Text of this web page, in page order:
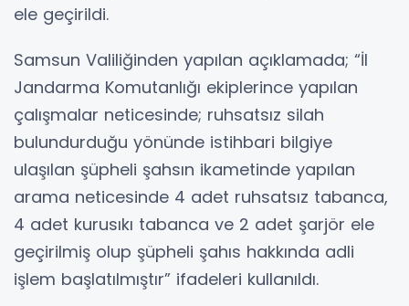
ele geçirildi.
Samsun Valiliğinden yapılan açıklamada; “İl
Jandarma Komutanlığı ekiplerince yapılan
çalışmalar neticesinde; ruhsatsız silah
bulundurduğu yönünde istihbari bilgiye
ulaşılan şüpheli şahsın ikametinde yapılan
arama neticesinde 4 adet ruhsatsız tabanca,
4 adet kurusıkı tabanca ve 2 adet şarjör ele
geçirilmiş olup şüpheli şahıs hakkında adli
işlem başlatılmıştır” ifadeleri kullanıldı.